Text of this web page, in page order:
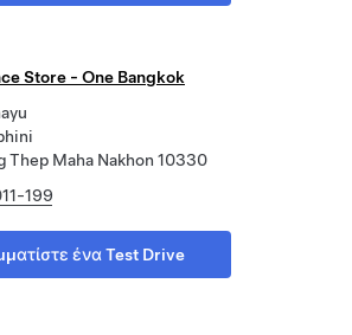
Store - One Bangkok
Thep Maha Nakhon 10330
199
ένα Test Drive